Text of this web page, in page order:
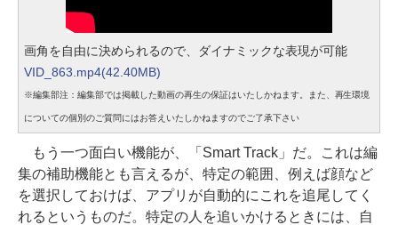
画角を自由に決められるので、ダイナミックな表現が可能
VID_863.mp4(42.40MB)
※編集部注：編集部では掲載した動画の再生の保証はいたしかねます。また、再生環境
についての個別のご質問にはお答えいたしかねますのでご了承下さい
もう一つ面白い機能が、「Smart Track」だ。これは編
集の補助機能とも言えるが、特定の範囲、例えば顔など
を選択しておけば、アプリが自動的にこれを追尾してく
れるというものだ。特定の人を追いかけるときには、自